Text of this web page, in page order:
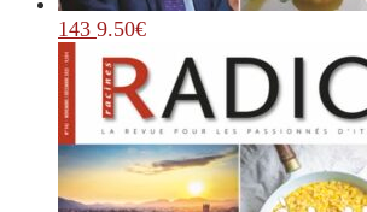
143 9.50€